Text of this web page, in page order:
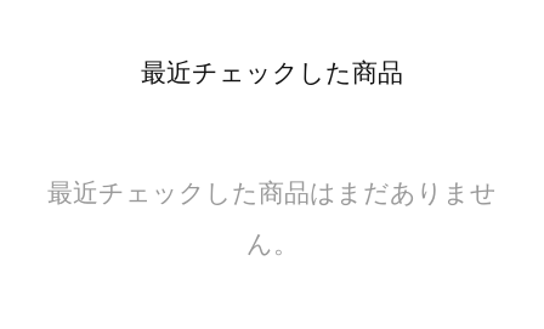
最近チェックした商品
最近チェックした商品はまだありませ
ん。